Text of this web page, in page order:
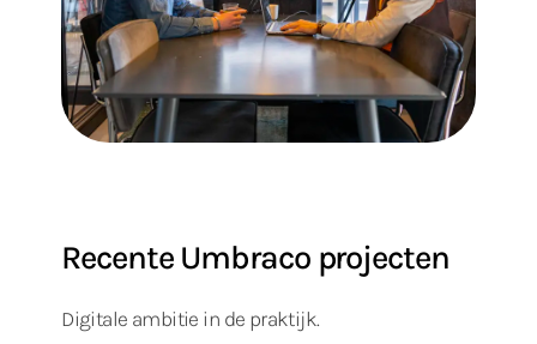
Recente Umbraco projecten
Digitale ambitie in de praktijk.